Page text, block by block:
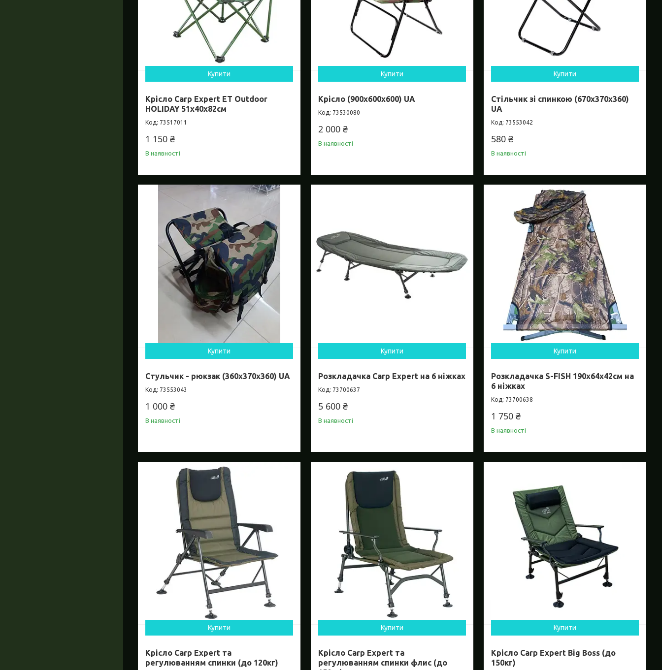
Купити
Крісло Carp Expert ET Outdoor
HOLIDAY 51x40x82см
73517011
1 150 ₴
В наявності
Купити
Крісло (900х600х600) UA
73530080
2 000 ₴
В наявності
Купити
Стільчик зі спинкою (670х370х360)
UA
73553042
580 ₴
В наявності
Купити
Стульчик - рюкзак (360х370х360) UA
73553043
1 000 ₴
В наявності
Купити
Розкладачка Carp Expert на 6 ніжках
73700637
5 600 ₴
В наявності
Купити
Розкладачка S-FISH 190х64х42см на
6 ніжках
73700638
1 750 ₴
В наявності
Купити
Крісло Carp Expert та
регулюванням спинки (до 120кг)
Купити
Крісло Carp Expert та
регулюванням спинки флис (до
Купити
Крісло Carp Expert Big Boss (до
150кг)